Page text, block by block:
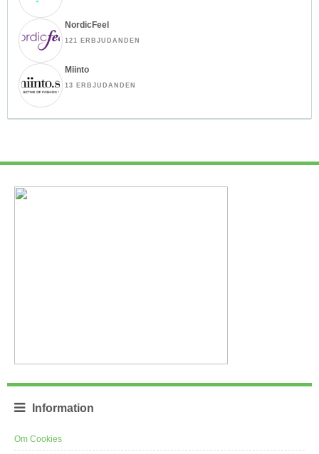
NordicFeel
121 ERBJUDANDEN
Miinto
13 ERBJUDANDEN
Information
Om Cookies